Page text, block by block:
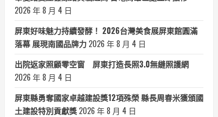
2026 年 8 月 4 日
屏東好味魅力持續發酵！ 2026台灣美食展屏東館圓滿
落幕 展現南國品牌力 2026 年 8 月 4 日
出院返家照顧零空窗 屏東打造長照3.0無縫照護網
2026 年 8 月 4 日
屏東縣勇奪國家卓越建設獎12項殊榮 縣長周春米獲頒國
土建設特別貢獻獎 2026 年 8 月 4 日